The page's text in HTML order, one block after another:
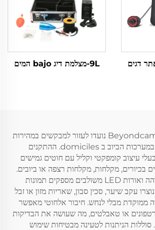
9L-מצלמת דיג bajo המים
מצלמות הבלוק של Beyondcams נועדו לעזור למבקשים במהירות
ובדיוק לזהות חסימות במערכות הביוב ב domiciles. ההתקנים
עיצוב קומפקטי וקליל עם חוטים גמישים
בכיורים, מקלחות, מקלחות רצפה או ביובים.
מצלמות ברזולוציה גבוהה ואורות LED משולבים מספקים תמונות
עקב שיער, סכין סבון, שאריות מזון או זבל
ממוקדת מבלי לנחש. חיבור אלחוטי מאפשר
או טאבלטים, מה שעושה את הבדיקות
סוללות הניתנות לטעינה מבטיחות שימוש